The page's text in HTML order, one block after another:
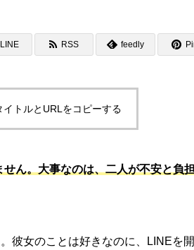
LINE RSS feedly
イトルとURLをコピーする
ん。大事なのは、二人が不安と負
彼女のことは好きなのに、LINEを